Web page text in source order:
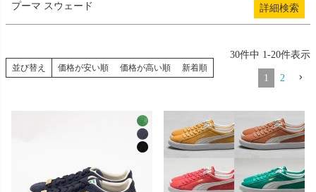
プーマ スウェード 詳細検索
並び替え 価格が安い順 価格が高い順 新着順
30件中 1-20件表示
1 2